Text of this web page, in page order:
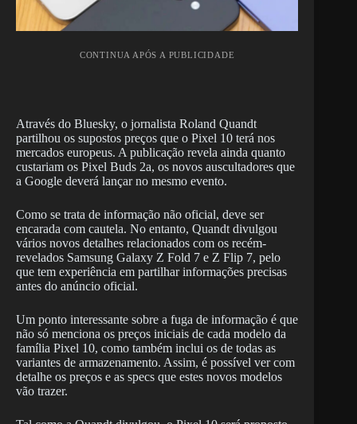
CONTINUA APÓS A PUBLICIDADE
Através do Bluesky, o jornalista Roland Quandt
partilhou os supostos preços que o Pixel 10 terá nos
mercados europeus. A publicação revela ainda quanto
custariam os Pixel Buds 2a, os novos auscultadores que
a Google deverá lançar no mesmo evento.
Como se trata de informação não oficial, deve ser
encarada com cautela. No entanto, Quandt divulgou
vários novos detalhes relacionados com os recém-
revelados Samsung Galaxy Z Fold 7 e Z Flip 7, pelo
que tem experiência em partilhar informações precisas
antes do anúncio oficial.
Um ponto interessante sobre a fuga de informação é que
não só menciona os preços iniciais de cada modelo da
família Pixel 10, como também inclui os de todas as
variantes de armazenamento. Assim, é possível ver com
detalhe os preços e as specs que estes novos modelos
vão trazer.